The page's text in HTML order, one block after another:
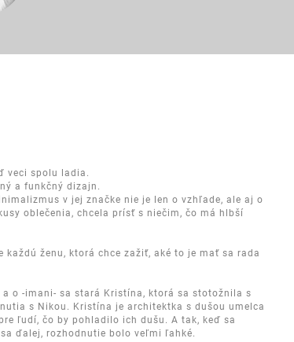
veci spolu ladia.
a funkčný dizajn.
v jej značke nie je len o vzhľade, ale aj o
oblečenia, chcela prísť s niečim, čo má hlbší
ženu, ktorá chce zažiť, aké to je mať sa rada
o -imani- sa stará Kristína, ktorá sa stotožnila s
s Nikou. Kristína je architektka s dušou umelca
ľudí, čo by pohladilo ich dušu. A tak, keď sa
ďalej, rozhodnutie bolo veľmi ľahké.